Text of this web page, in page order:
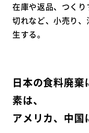
在庫や返品、つく
切れなど、小売り
生する。
日本の食料廃
素は、
アメリカ、中国